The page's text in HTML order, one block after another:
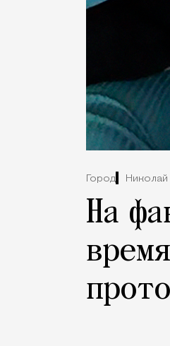
Город
На